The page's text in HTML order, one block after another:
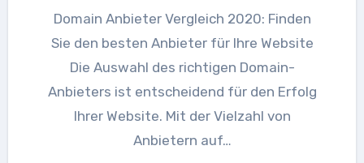
Domain Anbieter Vergleich 2020: Finden
Sie den besten Anbieter für Ihre Website
Die Auswahl des richtigen Domain-
Anbieters ist entscheidend für den Erfolg
Ihrer Website. Mit der Vielzahl von
Anbietern auf…